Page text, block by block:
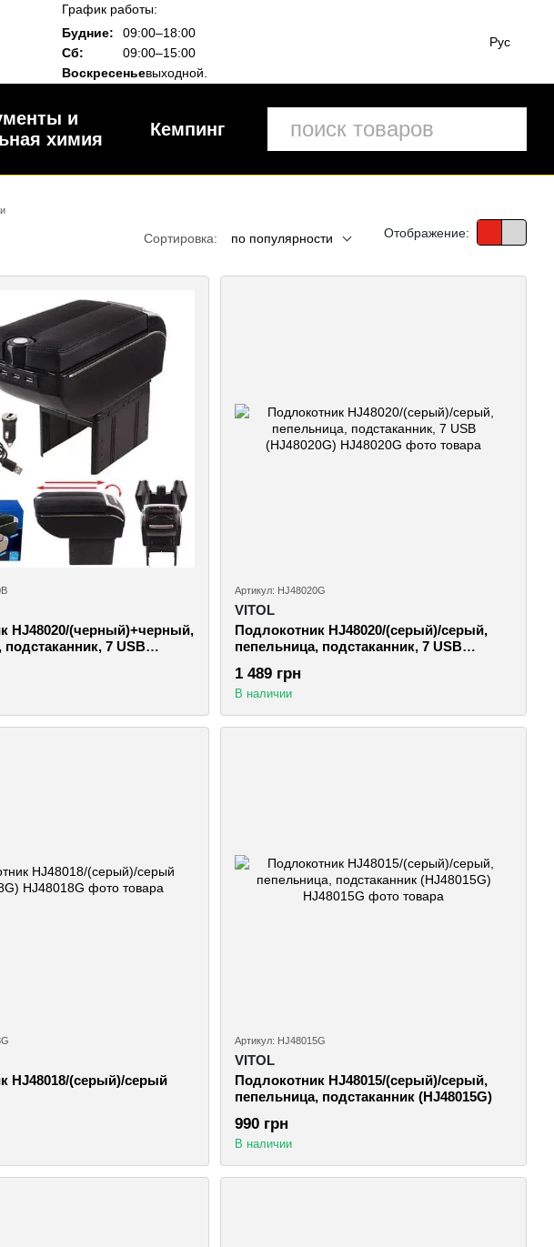
График работы:
Будние:
09:00–18:00
Сб:
09:00–15:00
Воскресеньевыходной.
Рус
и
химия
Кемпинг
Сортировка: по популярности Отображение:
HJ48020/(черный)+черный,
7 USB
Артикул: HJ48020G
VITOL
Подлокотник HJ48020/(серый)/серый,
пепельница, подстаканник, 7 USB
1 489 грн
В наличии
HJ48018/(серый)/серый
Артикул: HJ48015G
VITOL
Подлокотник HJ48015/(серый)/серый,
пепельница, подстаканник (HJ48015G)
990 грн
В наличии